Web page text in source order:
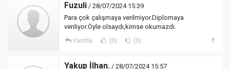
Fuzuli / 28/07/2024 15:39
Para çok çalışmaya verilmiyor.Diplomaya
veriliyor.Öyle olsaydı,kimse okumazdı.
Yanıtla (0) (0)
Yakup İlhan. / 28/07/2024 15:57